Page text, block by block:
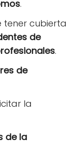
.
tener cubierta
de
.
de
la
de la